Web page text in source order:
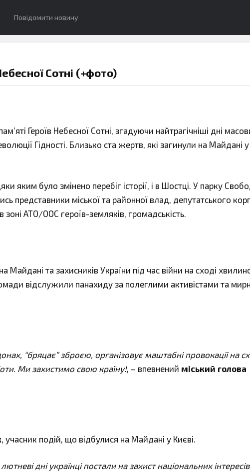
Повідомити новину
Сотні (+фото)
Героїв Небесної Сотні, згадуючи найтрагічніші дні
Гідності. Близько ста жертв, які загинули на Майдані
яким було змінено перебіг історії, і в Шостці. У парку
представники міської та районної влад, депутатського
АТО/ООС героїв-земляків, громадськість.
Майдані та захисників України під час війни на сході
відслужили панахиду за полеглими активістами та
“бряцає” зброєю, організовує маштабні провокації на
Ми захистимо свою країну!, – впевнений міський голова
, учасник подій, що відбулися на Майдані у Києві.
дні українці постали на захист національних інтересів